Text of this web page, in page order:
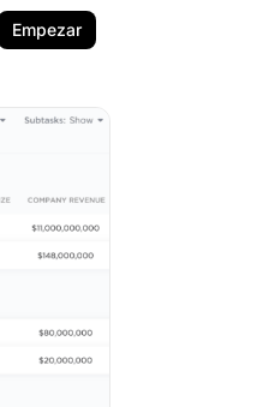
Empezar